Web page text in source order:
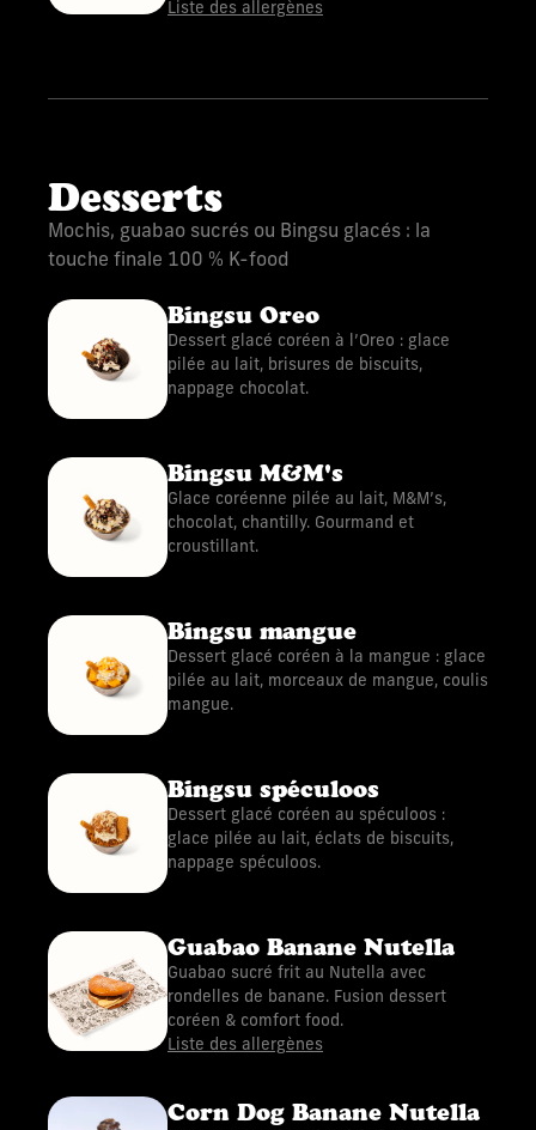
Liste des allergènes
Desserts
Mochis, guabao sucrés ou Bingsu glacés : la
touche finale 100 % K-food
Bingsu Oreo
Dessert glacé coréen à l’Oreo : glace
pilée au lait, brisures de biscuits,
nappage chocolat.
Bingsu M&M's
Glace coréenne pilée au lait, M&M’s,
chocolat, chantilly. Gourmand et
croustillant.
Bingsu mangue
Dessert glacé coréen à la mangue : glace
pilée au lait, morceaux de mangue, coulis
mangue.
Bingsu spéculoos
Dessert glacé coréen au spéculoos :
glace pilée au lait, éclats de biscuits,
nappage spéculoos.
Guabao Banane Nutella
Guabao sucré frit au Nutella avec
rondelles de banane. Fusion dessert
coréen & comfort food.
Liste des allergènes
Corn Dog Banane Nutella